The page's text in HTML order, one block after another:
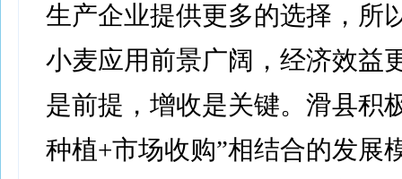
生产企业提供更多的选择，所
小麦应用前景广阔，经济效益
是前提，增收是关键。滑县积
种植+市场收购”相结合的发展